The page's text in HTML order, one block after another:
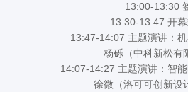
13:00-13:30
13:30-13:47 开
13:47-14:07 主题演讲：
杨砾（中科新松有限
14:07-14:27 主题演讲：智
徐微（洛可可创新设计